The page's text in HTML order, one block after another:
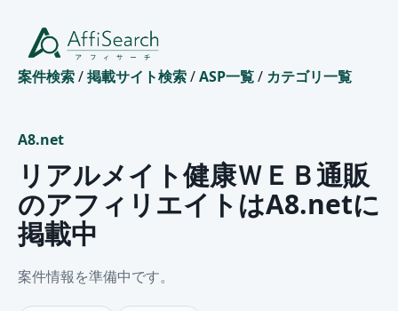
案件検索/掲載サイト検索/ASP一覧/ カテゴリ一覧
A8.net
リアルメイト健康ＷＥＢ通販
のアフィリエイトはA8.netに
掲載中
案件情報を準備中です。